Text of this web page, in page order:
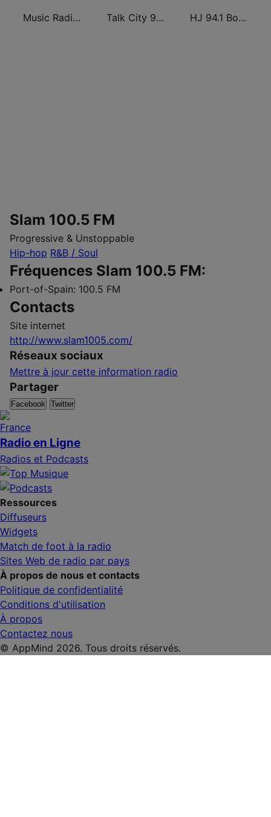
Music Radio 97.1 FM Talk City 91.1 FM HJ 94.1 Boom FM
Slam 100.5 FM
Progressive & Unstoppable
Hip-hop R&B / Soul
Fréquences Slam 100.5 FM:
Port-of-Spain: 100.5 FM
Contacts
Site internet
http://www.slam1005.com/
Réseaux sociaux
Mettre à jour cette information radio
Partager
Facebook Twitter
Radio en Ligne
Radios et Podcasts
Ressources
Diffuseurs
Widgets
Match de foot à la radio
Sites Web de radio par pays
À propos de nous et contacts
Politique de confidentialité
Conditions d'utilisation
À propos
Contactez nous
© AppMind 2026. Tous droits réservés.